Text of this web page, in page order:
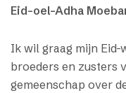
Eid-oel-Adha
Ik wil graag mijn Eid-
broeders en zusters
gemeenschap over